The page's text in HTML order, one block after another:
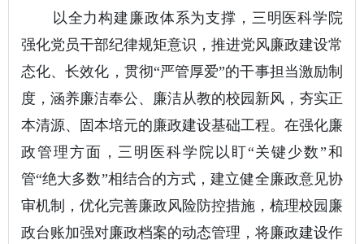
以全力构建廉政体系为支撑，三明医科学院
强化党员干部纪律规矩意识，推进党风廉政建设常
态化、长效化，贯彻“严管厚爱”的干事担当激励制
度，涵养廉洁奉公、廉洁从教的校园新风，夯实正
本清源、固本培元的廉政建设基础工程。在强化廉
政管理方面，三明医科学院以盯“关键少数”和
管“绝大多数”相结合的方式，建立健全廉政意见协
审机制，优化完善廉政风险防控措施，梳理校园廉
政台账加强对廉政档案的动态管理，将廉政建设作